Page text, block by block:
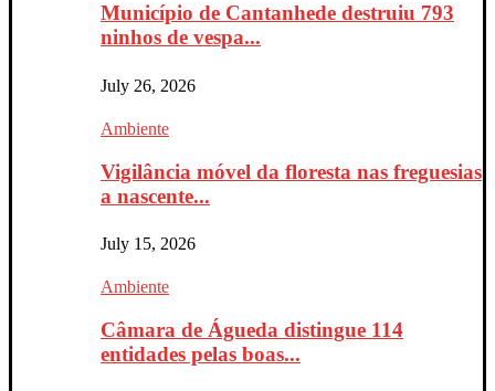
Município de Cantanhede destruiu 793
ninhos de vespa...
July 26, 2026
Ambiente
Vigilância móvel da floresta nas freguesias
a nascente...
July 15, 2026
Ambiente
Câmara de Águeda distingue 114
entidades pelas boas...